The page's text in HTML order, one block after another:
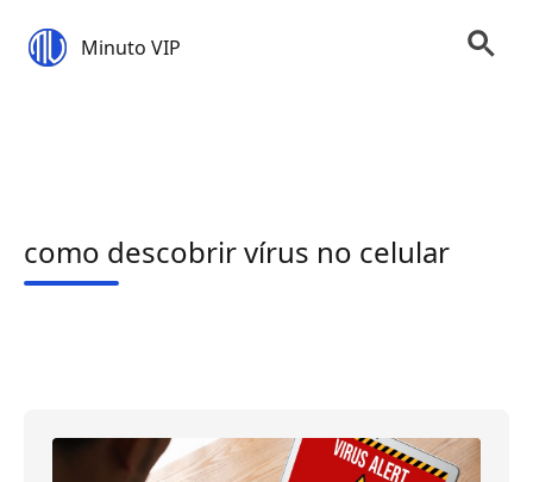
Minuto VIP
como descobrir vírus no celular